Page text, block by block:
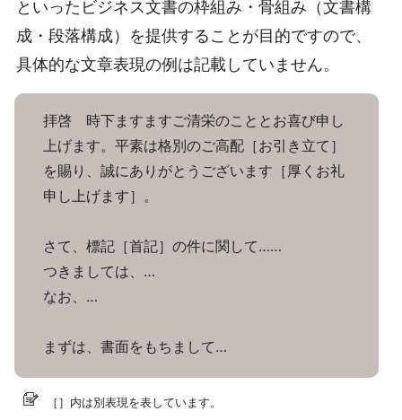
といったビジネス文書の枠組み・骨組み（文書構
成・段落構成）を提供することが目的ですので、
具体的な文章表現の例は記載していません。
拝啓 時下ますますご清栄のこととお喜び申し
上げます。平素は格別のご高配［お引き立て］
を賜り、誠にありがとうございます［厚くお礼
申し上げます］。
さて、標記［首記］の件に関して……
つきましては、…
なお、…
まずは、書面をもちまして…
［］内は別表現を表しています。